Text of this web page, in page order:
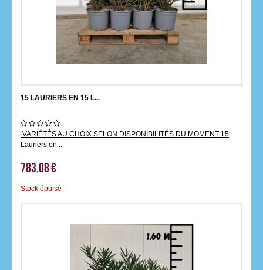
15 LAURIERS EN 15 L...
VARIÉTÉS AU CHOIX SELON DISPONIBILITÉS DU MOMENT 15
Lauriers en...
783,08 €
Stock épuisé